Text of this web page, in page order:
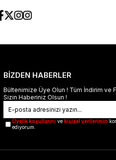
BİZDEN HABERLER
Bültenimize Üye Olun ! Tüm İndirim ve
Sizin Haberiniz Olsun !
Üyelik koşullarını ve kişisel verilerimin
ediyorum.